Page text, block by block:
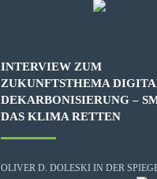
INTERVIEW ZUM
ZUKUNFTSTHEMA
DEKARBONISIERUNG –
DAS KLIMA RETTEN
OLIVER D. DOLESKI IN DER